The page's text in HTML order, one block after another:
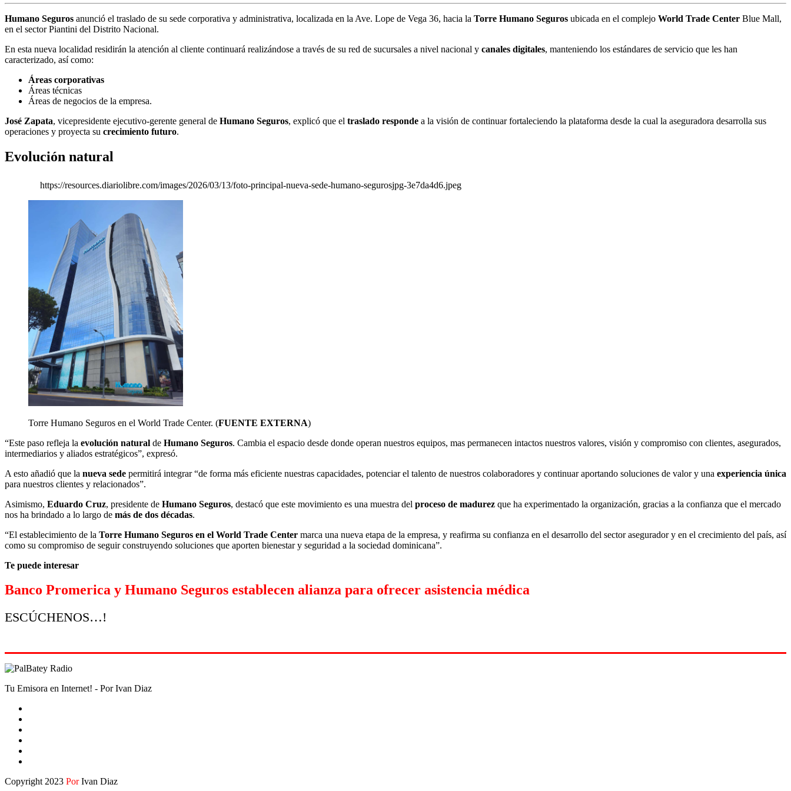
Humano Seguros anunció el traslado de su sede corporativa y administrativa, localizada en la Ave. Lope de Vega 36, hacia la Torre Humano Seguros ubicada en el complejo World Trade Center Blue Mall,
en el sector Piantini del Distrito Nacional.
En esta nueva localidad residirán la atención al cliente continuará realizándose a través de su red de sucursales a nivel nacional y canales digitales, manteniendo los estándares de servicio que les han
caracterizado, así como:
Áreas corporativas
Áreas técnicas
Áreas de negocios de la empresa.
José Zapata, vicepresidente ejecutivo-gerente general de Humano Seguros, explicó que el traslado responde a la visión de continuar fortaleciendo la plataforma desde la cual la aseguradora desarrolla sus
operaciones y proyecta su crecimiento futuro.
Evolución natural
https://resources.diariolibre.com/images/2026/03/13/foto-principal-nueva-sede-humano-segurosjpg-3e7da4d6.jpeg
Torre Humano Seguros en el World Trade Center. (FUENTE EXTERNA)
“Este paso refleja la evolución natural de Humano Seguros. Cambia el espacio desde donde operan nuestros equipos, mas permanecen intactos nuestros valores, visión y compromiso con clientes, asegurados,
intermediarios y aliados estratégicos”, expresó.
A esto añadió que la nueva sede permitirá integrar “de forma más eficiente nuestras capacidades, potenciar el talento de nuestros colaboradores y continuar aportando soluciones de valor y una experiencia única
para nuestros clientes y relacionados”.
Asimismo, Eduardo Cruz, presidente de Humano Seguros, destacó que este movimiento es una muestra del proceso de madurez que ha experimentado la organización, gracias a la confianza que el mercado
nos ha brindado a lo largo de más de dos décadas.
“El establecimiento de la Torre Humano Seguros en el World Trade Center marca una nueva etapa de la empresa, y reafirma su confianza en el desarrollo del sector asegurador y en el crecimiento del país, así
como su compromiso de seguir construyendo soluciones que aporten bienestar y seguridad a la sociedad dominicana”.
Te puede interesar
Banco Promerica y Humano Seguros establecen alianza para ofrecer asistencia médica
ESCÚCHENOS…!
Tu Emisora en Internet! - Por Ivan Diaz
Copyright 2023 PorIvan Diaz